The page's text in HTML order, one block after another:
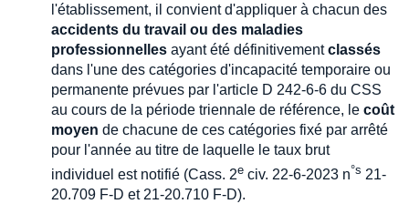
l'établissement, il convient d'appliquer à chacun des
accidents du travail ou des maladies
professionnelles ayant été définitivementclassés
dans l'une des catégories d'incapacité temporaire ou
permanente prévues par l'article D 242-6-6 du CSS
au cours de la période triennale de référence, le coût
moyen de chacune de ces catégories fixé par arrêté
pour l'année au titre de laquelle le taux brut
individuel est notifié (Cass. 2e civ. 22-6-2023 n°s 21-
20.709 F-D et 21-20.710 F-D).